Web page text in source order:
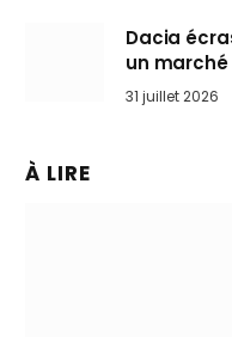
Dacia
un
31 juillet 2026
À LIRE